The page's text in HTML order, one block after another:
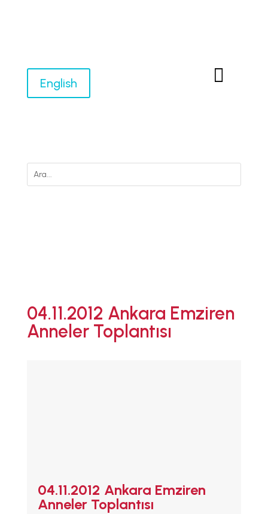

English
ANA SAYFA
EMZİRMEYİ
BAŞLAMAK
BABYWEARING
Kitap:
04.11.2012 Ankara Emziren
Anneler Toplantısı
04.11.2012 Ankara Emziren
Anneler Toplantısı